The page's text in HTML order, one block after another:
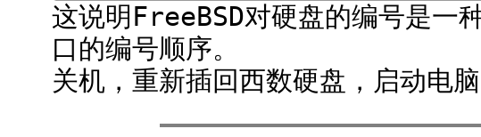
这说明FreeBSD对硬盘的编号是一
口的编号顺序。
关机，重新插回西数硬盘，启动电